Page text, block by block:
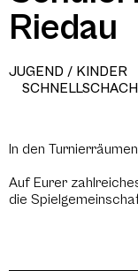
Riedau
JUGEND / KINDER
SCHNELLSCHACH
In den
Auf Eurer
die